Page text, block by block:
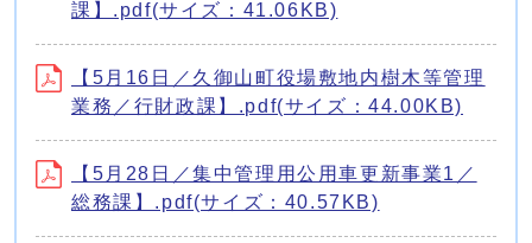
課】.pdf(サイズ：41.06KB)
【5月16日／久御山町役場敷地内樹木等管理
業務／行財政課】.pdf(サイズ：44.00KB)
【5月28日／集中管理用公用車更新事業1／
総務課】.pdf(サイズ：40.57KB)